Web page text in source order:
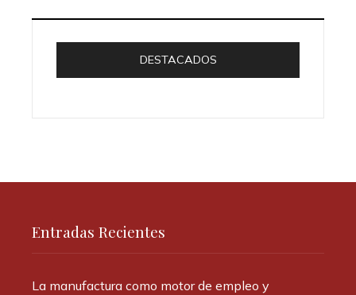
DESTACADOS
Entradas Recientes
La manufactura como motor de empleo y